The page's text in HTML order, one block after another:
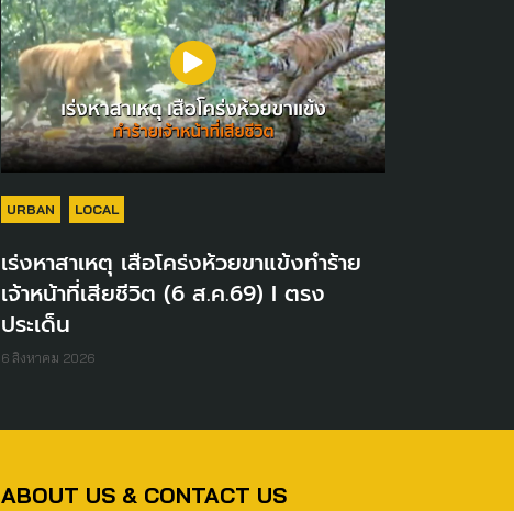
URBAN LOCAL
เร่งหาสาเหตุ เสือโคร่งห้วยขาแข้งทำร้าย
เจ้าหน้าที่เสียชีวิต (6 ส.ค.69) I ตรง
ประเด็น
6 สิงหาคม 2026
ABOUT US & CONTACT US